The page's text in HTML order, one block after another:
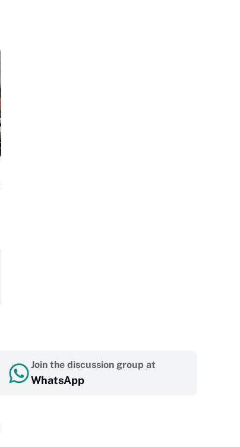
Join the discussion group at
WhatsApp